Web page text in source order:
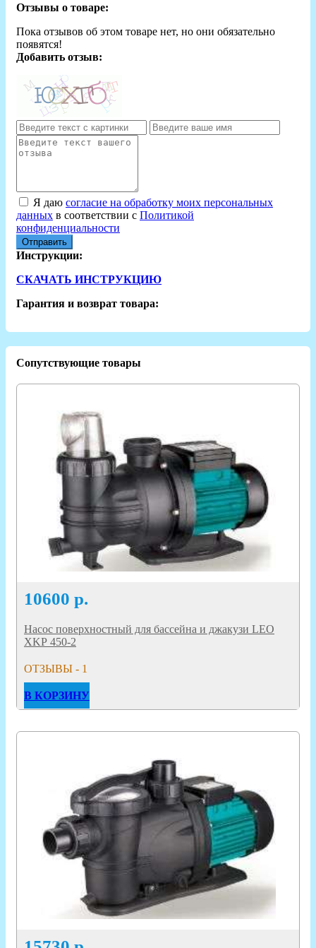
Отзывы о товаре:
Пока отзывов об этом товаре нет, но они обязательно
появятся!
Добавить отзыв:
Я даю согласие на обработку моих персональных
данных в соответствии с Политикой
конфиденциальности
Отправить
Инструкции:
СКАЧАТЬ ИНСТРУКЦИЮ
Гарантия и возврат товара:
Сопутствующие товары
10600 р.
Насос поверхностный для бассейна и джакузи LEO
XKР 450-2
ОТЗЫВЫ - 1
В КОРЗИНУ